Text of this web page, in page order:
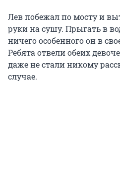
Лев побежал по мосту и
руки на сушу. Прыгать в
ничего особенного он в
Ребята отвели обеих
даже не стали никому
случае.